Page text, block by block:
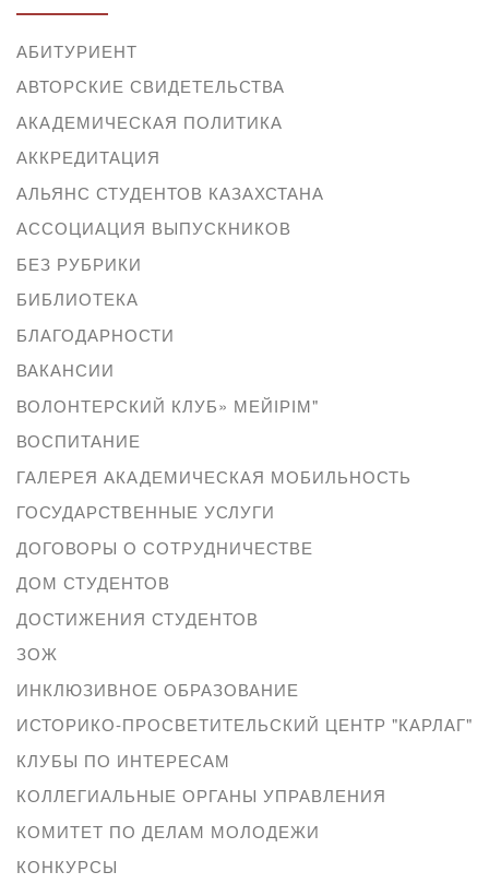
АБИТУРИЕНТ
АВТОРСКИЕ СВИДЕТЕЛЬСТВА
АКАДЕМИЧЕСКАЯ ПОЛИТИКА
АККРЕДИТАЦИЯ
АЛЬЯНС СТУДЕНТОВ КАЗАХСТАНА
АССОЦИАЦИЯ ВЫПУСКНИКОВ
БЕЗ РУБРИКИ
БИБЛИОТЕКА
БЛАГОДАРНОСТИ
ВАКАНСИИ
ВОЛОНТЕРСКИЙ КЛУБ» МЕЙІРІМ"
ВОСПИТАНИЕ
ГАЛЕРЕЯ АКАДЕМИЧЕСКАЯ МОБИЛЬНОСТЬ
ГОСУДАРСТВЕННЫЕ УСЛУГИ
ДОГОВОРЫ О СОТРУДНИЧЕСТВЕ
ДОМ СТУДЕНТОВ
ДОСТИЖЕНИЯ СТУДЕНТОВ
ЗОЖ
ИНКЛЮЗИВНОЕ ОБРАЗОВАНИЕ
ИСТОРИКО-ПРОСВЕТИТЕЛЬСКИЙ ЦЕНТР "КАРЛАГ"
КЛУБЫ ПО ИНТЕРЕСАМ
КОЛЛЕГИАЛЬНЫЕ ОРГАНЫ УПРАВЛЕНИЯ
КОМИТЕТ ПО ДЕЛАМ МОЛОДЕЖИ
КОНКУРСЫ